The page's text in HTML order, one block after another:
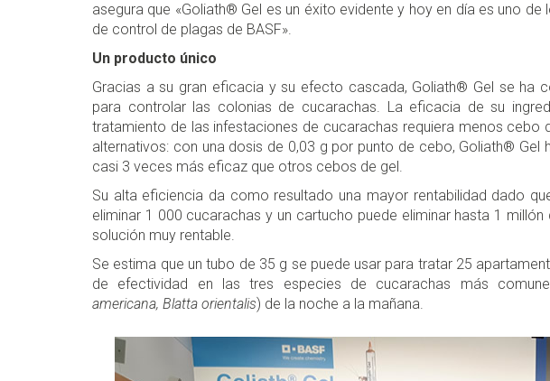
asegura que «Goliath® Gel es un éxito evidente y hoy en día es uno
de control de plagas de BASF».
Un producto único
Gracias a su gran eficacia y su efecto cascada, Goliath® Gel se ha
para controlar las colonias de cucarachas. La eficacia de su
tratamiento de las infestaciones de cucarachas requiera menos cebo
alternativos: con una dosis de 0,03 g por punto de cebo, Goliath® Gel
casi 3 veces más eficaz que otros cebos de gel.
Su alta eficiencia da como resultado una mayor rentabilidad dado
eliminar 1 000 cucarachas y un cartucho puede eliminar hasta 1
solución muy rentable.
Se estima que un tubo de 35 g se puede usar para tratar 25
de efectividad en las tres especies de cucarachas más
americana, Blatta orientalis) de la noche a la mañana.